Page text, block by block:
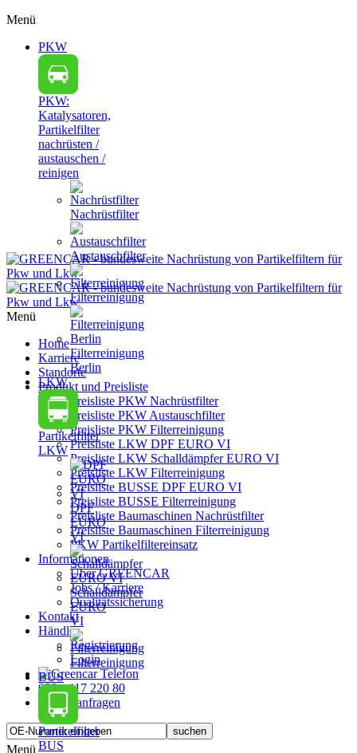
Menü
PKW
PKW:
Katalysatoren,
Partikelfilter
nachrüsten /
austauschen /
reinigen
Nachrüstfilter
Austauschfilter
Filterreinigung
Filterreinigung
Berlin
LKW
Partikelfilter
LKW
DPF
EURO
VI
Schalldämpfer
EURO
VI
Filterreinigung
BUS
Partikelfilter
BUS
Menü
Home
Karriere
Standorte
Produkt und Preisliste
Preisliste PKW Nachrüstfilter
Preisliste PKW Austauschfilter
Preisliste PKW Filterreinigung
Preisliste LKW DPF EURO VI
Preisliste LKW Schalldämpfer EURO VI
Preisliste LKW Filterreinigung
Preisliste BUSSE DPF EURO VI
Preisliste BUSSE Filterreinigung
Preisliste Baumaschinen Nachrüstfilter
Preisliste Baumaschinen Filterreinigung
PKW Partikelfiltereinsatz
Informationen
Über GREENCAR
Jobs / Karriere
Qualitätssicherung
Kontakt
Händler
Registrierung
Login
030 - 417 220 80
Menü